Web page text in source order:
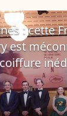
: cette
est